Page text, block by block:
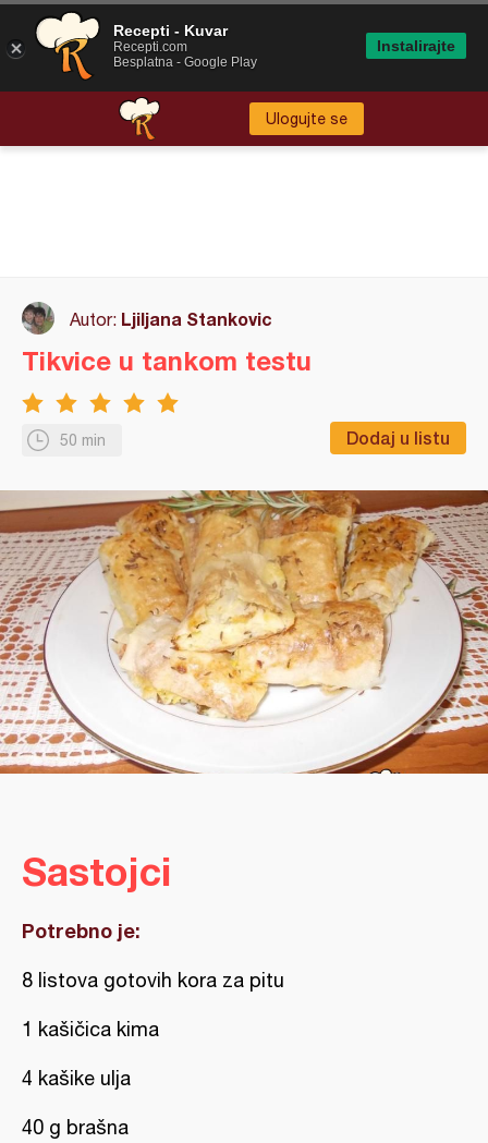
Ulogujte se
Autor: Ljiljana Stankovic
50 min Dodaj u listu
Tikvice u tankom testu
Sastojci
Potrebno je:
8 listova gotovih kora za pitu
1 kašičica kima
4 kašike ulja
40 g brašna
Recepti - Kuvar
Recepti.com
Besplatna - Google Play
Instalirajte